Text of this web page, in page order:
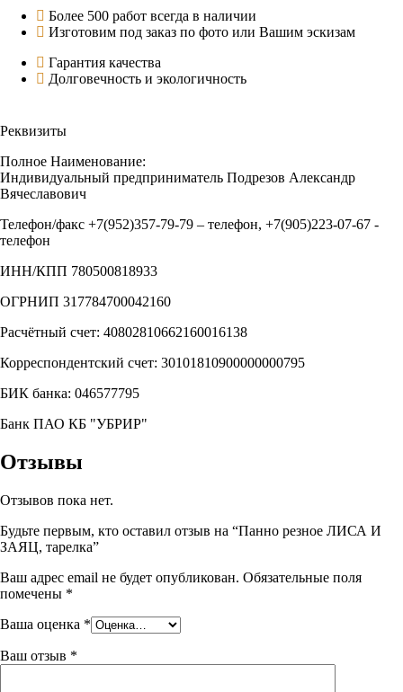
Более 500 работ всегда в наличии
Изготовим под заказ по фото или Вашим эскизам
Гарантия качества
Долговечность и экологичность
Реквизиты
Полное Наименование:
Индивидуальный предприниматель Подрезов Александр
Вячеславович
Телефон/факс +7(952)357-79-79 – телефон, +7(905)223-07-67 -
телефон
ИНН/КПП 780500818933
ОГРНИП 317784700042160
Расчётный счет: 40802810662160016138
Корреспондентский счет: 30101810900000000795
БИК банка: 046577795
Банк ПАО КБ "УБРИР"
Отзывы
Отзывов пока нет.
Будьте первым, кто оставил отзыв на “Панно резное ЛИСА И
ЗАЯЦ, тарелка”
Ваш адрес email не будет опубликован. Обязательные поля
помечены *
Ваша оценка *
Ваш отзыв *